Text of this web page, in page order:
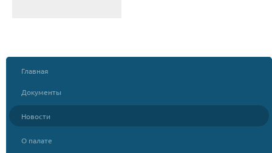
Главная
Документы
Новости
О палате